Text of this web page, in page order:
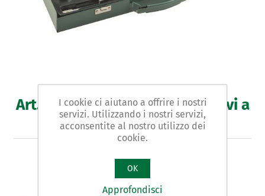
Art. 404/S - assortimento chiavi a
bussola
ASSORTIMENTO IN SERIE DI 24 PEZZI DA 1/2”
Varianti del prodotto
I cookie ci aiutano a offrire i nostri
servizi. Utilizzando i nostri servizi,
acconsentite al nostro utilizzo dei
cookie.
OK
Approfondisci